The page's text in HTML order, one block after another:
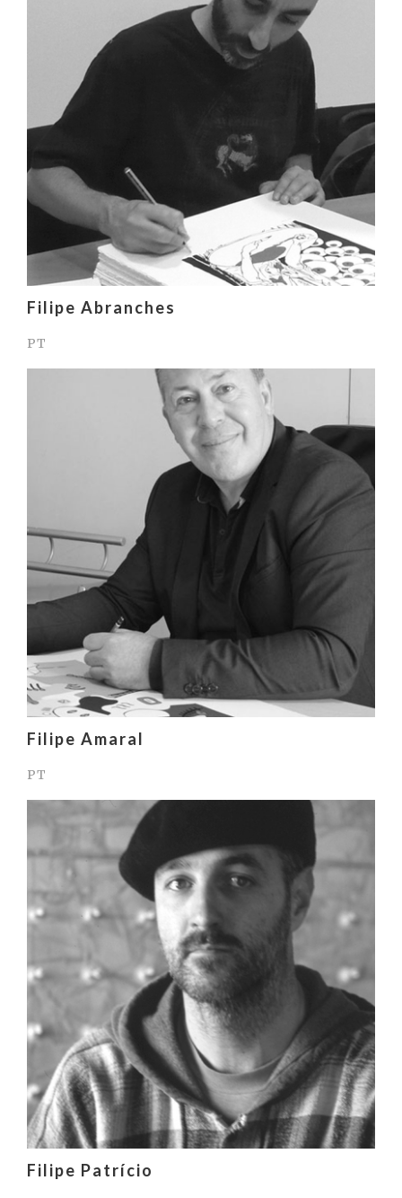
Filipe Abranches
PT
Filipe Amaral
PT
Filipe Patrício